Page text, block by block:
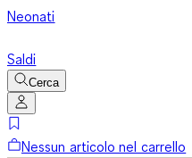
Neonati
Saldi
Cerca
Nessun articolo nel carrello